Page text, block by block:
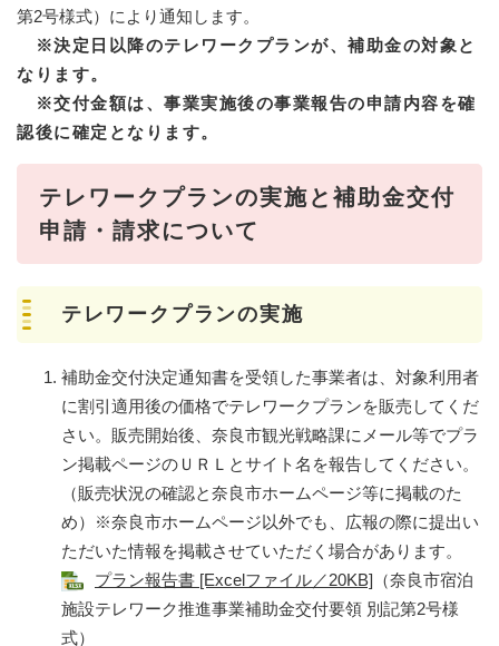
第2号様式）により通知します。
※決定日以降のテレワークプランが、補助金の対象と
なります。
※交付金額は、事業実施後の事業報告の申請内容を確
認後に確定となります。
テレワークプランの実施と補助金交付
申請・請求について
テレワークプランの実施
補助金交付決定通知書を受領した事業者は、対象利用者
に割引適用後の価格でテレワークプランを販売してくだ
さい。販売開始後、奈良市観光戦略課にメール等でプラ
ン掲載ページのＵＲＬとサイト名を報告してください。
（販売状況の確認と奈良市ホームページ等に掲載のた
め）※奈良市ホームページ以外でも、広報の際に提出い
ただいた情報を掲載させていただく場合があります。
プラン報告書 [Excelファイル／20KB] （奈良市宿泊
施設テレワーク推進事業補助金交付要領 別記第2号様
式）